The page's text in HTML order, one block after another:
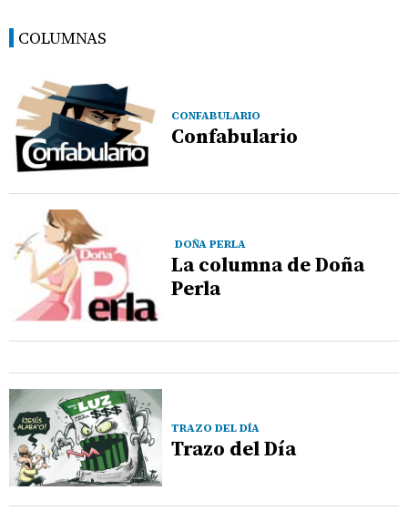
COLUMNAS
CONFABULARIO
Confabulario
DOÑA PERLA
La columna de Doña
Perla
TRAZO DEL DÍA
Trazo del Día